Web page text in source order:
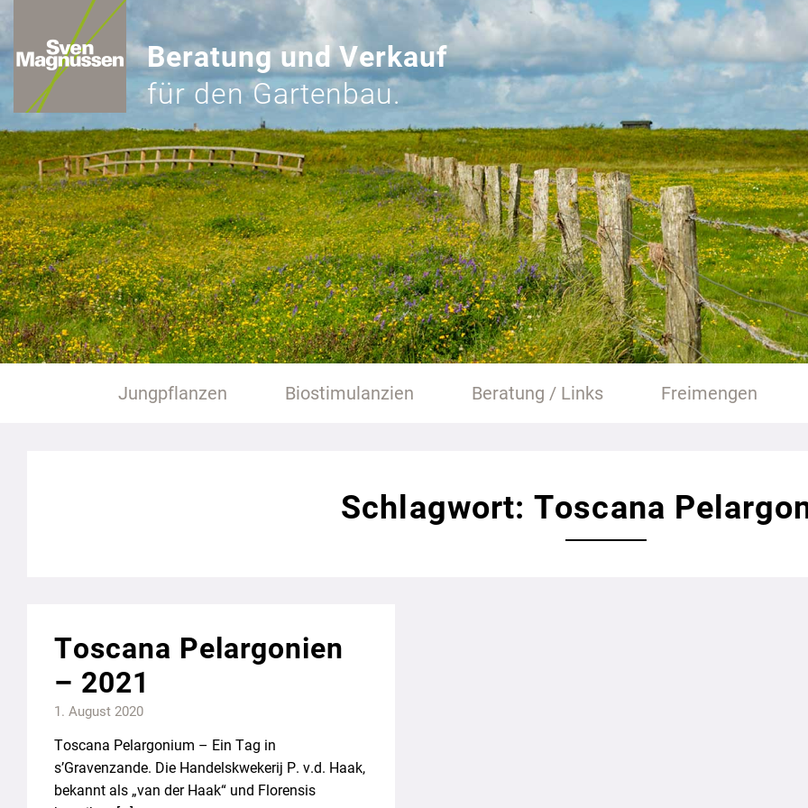
Beratung und Verkauf
für den Gartenbau.
Jungpflanzen Biostimulanzien Beratung / Links Freimengen
Schlagwort: Toscana
Toscana Pelargonien
– 2021
1. August 2020
Toscana Pelargonium – Ein Tag in
s’Gravenzande. Die Handelskwekerij P. v.d. Haak,
bekannt als „van der Haak“ und Florensis